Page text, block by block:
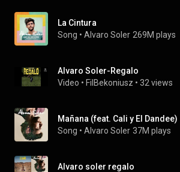
La Cintura
Song • Alvaro Soler 269M plays
Alvaro Soler-Regalo
Video • FilBekoniusz • 32 views
Mañana (feat. Cali y El Dandee)
Song • Alvaro Soler 37M plays
Alvaro soler regalo